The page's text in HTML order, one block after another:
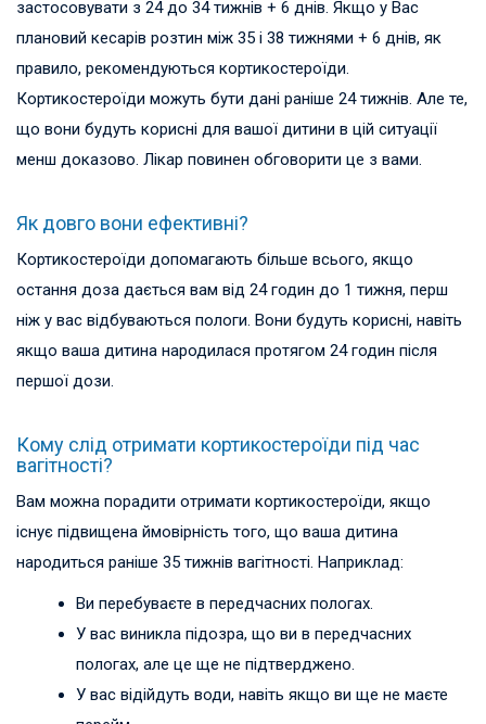
застосовувати з 24 до 34 тижнів + 6 днів. Якщо у Вас
плановий кесарів розтин між 35 і 38 тижнями + 6 днів, як
правило, рекомендуються кортикостероїди.
Кортикостероїди можуть бути дані раніше 24 тижнів. Але те,
що вони будуть корисні для вашої дитини в цій ситуації
менш доказово. Лікар повинен обговорити це з вами.
Як довго вони ефективні?
Кортикостероїди допомагають більше всього, якщо
остання доза дається вам від 24 годин до 1 тижня, перш
ніж у вас відбуваються пологи. Вони будуть корисні, навіть
якщо ваша дитина народилася протягом 24 годин після
першої дози.
Кому слід отримати кортикостероїди під час
вагітності?
Вам можна порадити отримати кортикостероїди, якщо
існує підвищена ймовірність того, що ваша дитина
народиться раніше 35 тижнів вагітності. Наприклад:
Ви перебуваєте в передчасних пологах.
У вас виникла підозра, що ви в передчасних
пологах, але це ще не підтверджено.
У вас відійдуть води, навіть якщо ви ще не маєте